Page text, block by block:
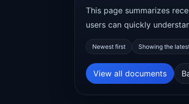
This page summarizes
users can quickly
Newest first Showing the
View all documents